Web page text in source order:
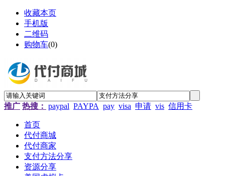
收藏本页
手机版
二维码
购物车(0)
推广 热搜： paypal PAYPA pay visa 申请 vis 信用卡
首页
代付商城
代付商家
支付方法分享
资源分享